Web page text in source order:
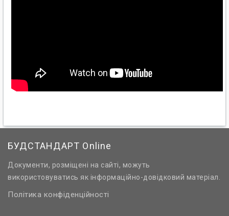
БУДСТАНДАРТ Online
Документи, розміщені на сайті, можуть
використовуватись як інформаційно-довідковий матеріал.
Політика конфіденційності